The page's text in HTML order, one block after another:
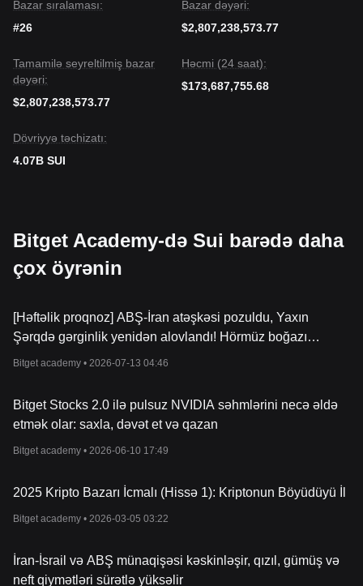
Bazar sıralaması:
#26
Bazar dəyəri:
$2,807,238,573.77
Tamamilə seyreltilmiş bazar
dəyəri:
$2,807,238,573.77
Həcmi (24 saat):
$173,687,755.68
Dövriyyə təchizatı:
4.07B SUI
Bitget Academy-də Sui barədə daha
çox öyrənin
[Həftəlik proqnoz] ABŞ-İran atəşkəsi pozuldu, Yaxın
Şərqdə gərginlik yenidən alovlandı! Hörmüz boğazı
böhranı neft və qızıl bazarlarını necə sarsıdacaq?
Bitget academy • 2026-07-13 04:46
Bitget Stocks 2.0 ilə pulsuz NVIDIA səhmlərini necə əldə
etmək olar: saxla, dəvət et və qazan
Bitget academy • 2026-06-10 17:49
2025 Kripto Bazarı İcmalı (Hissə 1): Kriptonun Böyüdüyü İl
Bitget academy • 2026-03-05 03:22
İran-İsrail və ABŞ münaqişəsi kəskinləşir, qızıl, gümüş və
neft qiymətləri sürətlə yüksəlir